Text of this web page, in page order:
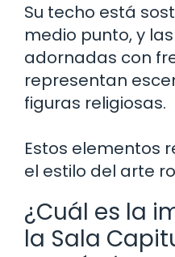
Su techo está
medio punto, y
adornadas con
representan
figuras religiosas.
Estos elementos
el estilo del arte
¿Cuál es la
la Sala